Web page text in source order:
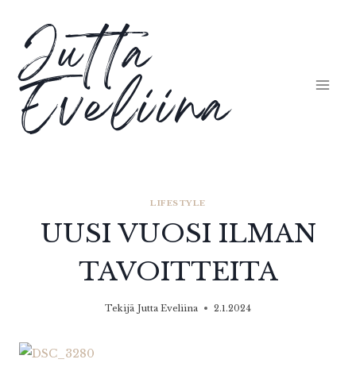
sisältöön
Jutta
Eveliina
LIFESTYLE
UUSI VUOSI ILMAN
TAVOITTEITA
Tekijä Jutta Eveliina 2.1.2024